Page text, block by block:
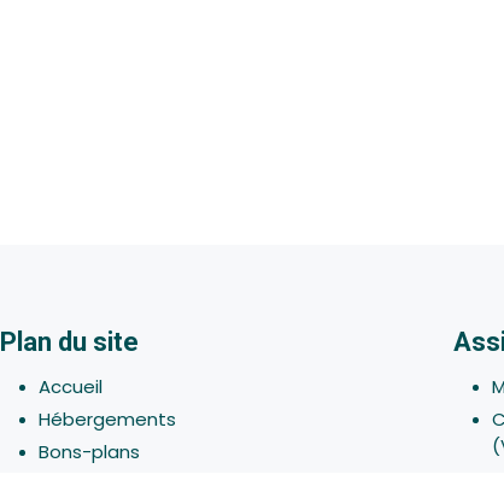
Plan du site
Accueil
Hébergements
Bons-plans